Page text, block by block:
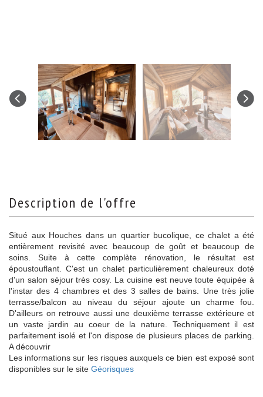
description de l'offre
Situé aux Houches dans un quartier bucolique, ce chalet a été
entièrement revisité avec beaucoup de goût et beaucoup de
soins. Suite à cette complète rénovation, le résultat est
époustouflant. C'est un chalet particulièrement chaleureux doté
d'un salon séjour très cosy. La cuisine est neuve toute équipée à
l'instar des 4 chambres et des 3 salles de bains. Une très jolie
terrasse/balcon au niveau du séjour ajoute un charme fou.
D'ailleurs on retrouve aussi une deuxième terrasse extérieure et
un vaste jardin au coeur de la nature. Techniquement il est
parfaitement isolé et l'on dispose de plusieurs places de parking.
A découvrir
Les informations sur les risques auxquels ce bien est exposé sont
disponibles sur le site Géorisques